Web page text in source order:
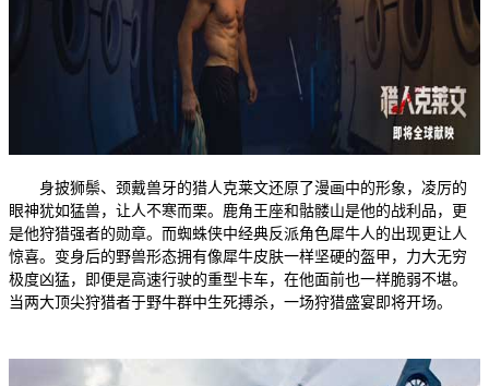
身披狮鬃、颈戴兽牙的猎人克莱文还原了漫画中的形象，凌厉的
眼神犹如猛兽，让人不寒而栗。鹿角王座和骷髅山是他的战利品，更
是他狩猎强者的勋章。而蜘蛛侠中经典反派角色犀牛人的出现更让人
惊喜。变身后的野兽形态拥有像犀牛皮肤一样坚硬的盔甲，力大无穷
极度凶猛，即便是高速行驶的重型卡车，在他面前也一样脆弱不堪。
当两大顶尖狩猎者于野牛群中生死搏杀，一场狩猎盛宴即将开场。